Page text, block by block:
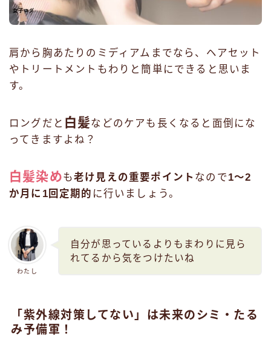
肩から胸あたりのミディアムまでなら、ヘアセット
やトリートメントもわりと簡単にできると思いま
す。
ロングだと 白髪などのケアも長くなると面倒にな
ってきますよね？
白髪染めも老け見えの重要ポイント なので 1～2
か月に1回定期的 に行いましょう。
わたし
自分が思っているよりもまわりに見ら
れてるから気をつけたいね
「紫外線対策してない」は未来のシミ・たる
み予備軍！